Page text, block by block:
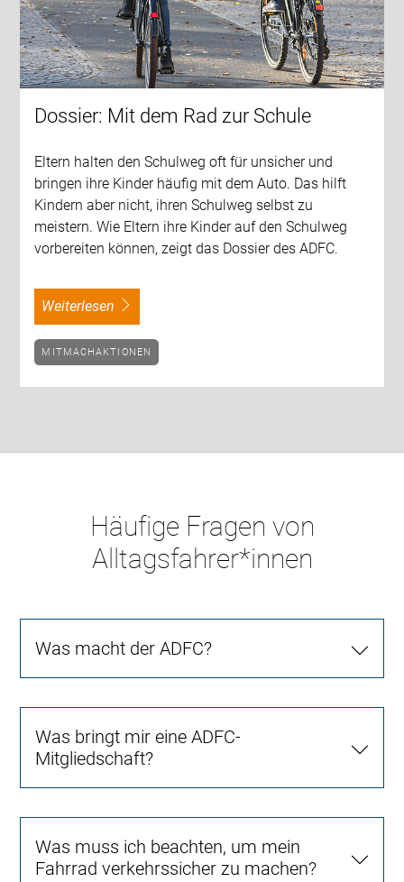
Dossier: Mit dem Rad zur Schule
Eltern halten den Schulweg oft für unsicher und
bringen ihre Kinder häufig mit dem Auto. Das hilft
Kindern aber nicht, ihren Schulweg selbst zu
meistern. Wie Eltern ihre Kinder auf den Schulweg
vorbereiten können, zeigt das Dossier des ADFC.
weiterlesen
MITMACHAKTIONEN
Häufige Fragen von
Alltagsfahrer*innen
Was macht der ADFC?
Was bringt mir eine ADFC-
Mitgliedschaft?
Was muss ich beachten, um mein
Fahrrad verkehrssicher zu machen?